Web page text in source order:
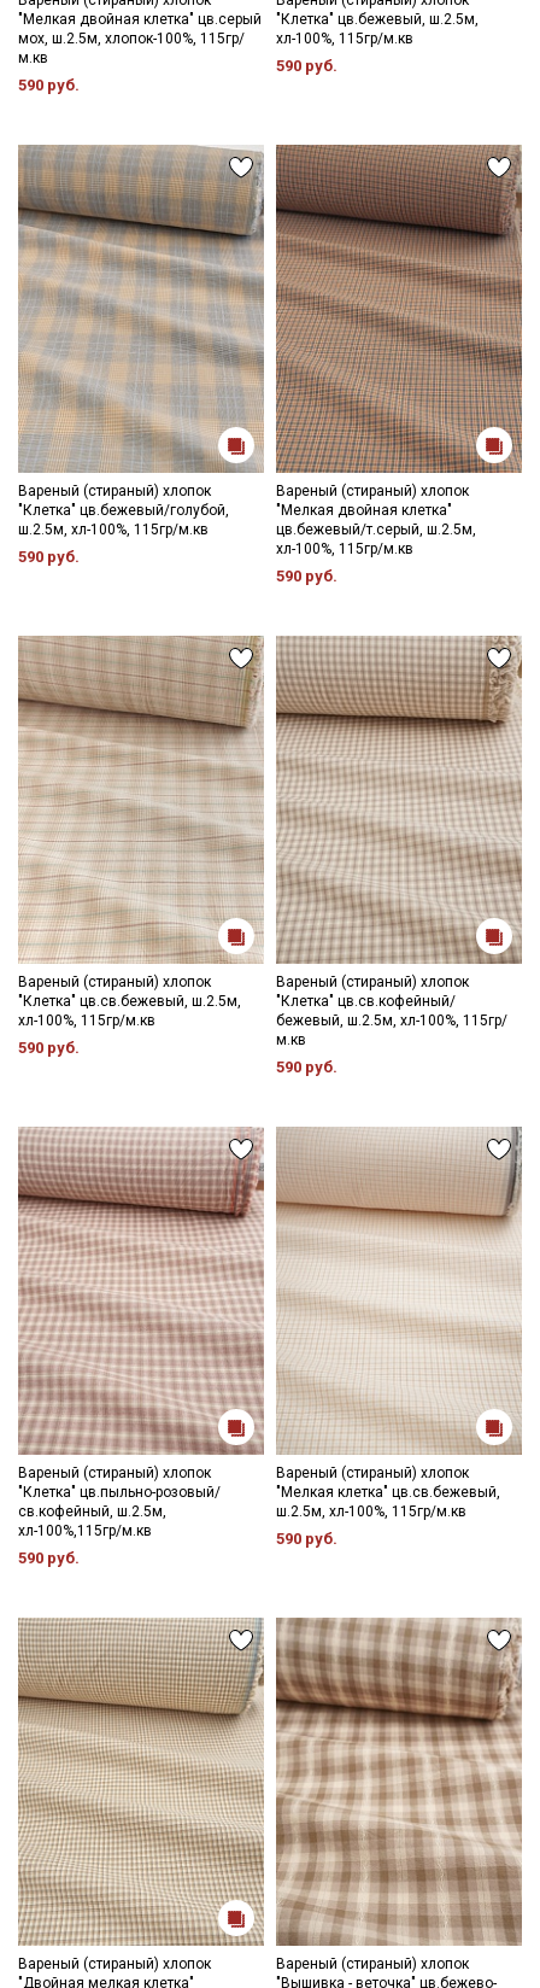
"Мелкая двойная клетка" цв.серый
мох, ш.2.5м, хлопок-100%, 115гр/
м.кв
590 руб.
"Клетка" цв.бежевый, ш.2.5м,
хл-100%, 115гр/м.кв
590 руб.
Вареный (стираный) хлопок
"Клетка" цв.бежевый/голубой,
ш.2.5м, хл-100%, 115гр/м.кв
590 руб.
Вареный (стираный) хлопок
"Мелкая двойная клетка"
цв.бежевый/т.серый, ш.2.5м,
хл-100%, 115гр/м.кв
590 руб.
Вареный (стираный) хлопок
"Клетка" цв.св.бежевый, ш.2.5м,
хл-100%, 115гр/м.кв
590 руб.
Вареный (стираный) хлопок
"Клетка" цв.св.кофейный/
бежевый, ш.2.5м, хл-100%, 115гр/
м.кв
590 руб.
Вареный (стираный) хлопок
"Клетка" цв.пыльно-розовый/
св.кофейный, ш.2.5м,
хл-100%,115гр/м.кв
590 руб.
Вареный (стираный) хлопок
"Мелкая клетка" цв.св.бежевый,
ш.2.5м, хл-100%, 115гр/м.кв
590 руб.
Вареный (стираный) хлопок
"Двойная мелкая клетка"
Вареный (стираный) хлопок
"Вышивка - веточка" цв.бежево-
Мы публикуем здесь дополнительные
промокоды и скидки до 30% на узкие
категории тканей
Подписаться
Ознакомлен(а) с
Политикой обработки персональных
данных и даюСогласие на обработку персональных
данных
Даю Согласие на получение рекламных и
информационных рассылок